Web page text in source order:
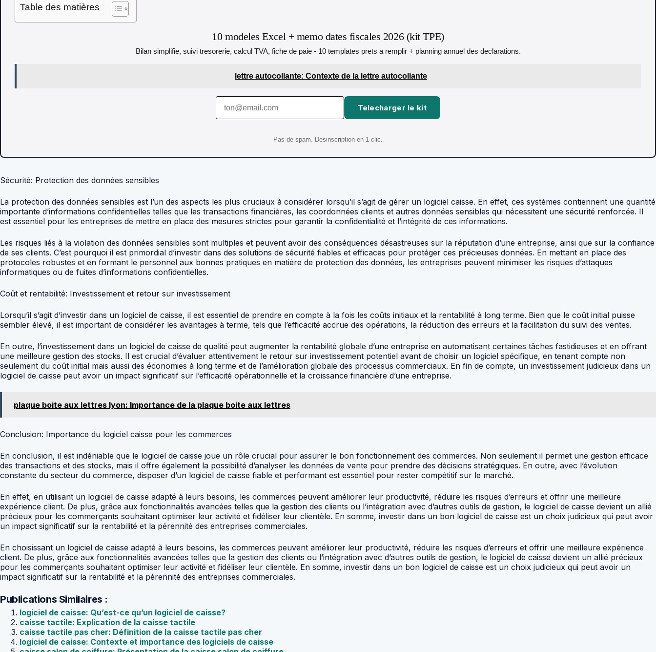
Table des matières
10 modeles Excel + memo dates fiscales 2026 (kit TPE)
Bilan simplifie, suivi tresorerie, calcul TVA, fiche de paie - 10 templates prets a remplir + planning annuel des declarations.
lettre autocollante: Contexte de la lettre autocollante
Telecharger le kit
Pas de spam. Desinscription en 1 clic.
Sécurité: Protection des données sensibles
La protection des données sensibles est l’un des aspects les plus cruciaux à considérer lorsqu’il s’agit de gérer un logiciel caisse. En effet, ces systèmes contiennent une quantité
importante d’informations confidentielles telles que les transactions financières, les coordonnées clients et autres données sensibles qui nécessitent une sécurité renforcée. Il
est essentiel pour les entreprises de mettre en place des mesures strictes pour garantir la confidentialité et l’intégrité de ces informations.
Les risques liés à la violation des données sensibles sont multiples et peuvent avoir des conséquences désastreuses sur la réputation d’une entreprise, ainsi que sur la confiance
de ses clients. C’est pourquoi il est primordial d’investir dans des solutions de sécurité fiables et efficaces pour protéger ces précieuses données. En mettant en place des
protocoles robustes et en formant le personnel aux bonnes pratiques en matière de protection des données, les entreprises peuvent minimiser les risques d’attaques
informatiques ou de fuites d’informations confidentielles.
Coût et rentabilité: Investissement et retour sur investissement
Lorsqu’il s’agit d’investir dans un logiciel de caisse, il est essentiel de prendre en compte à la fois les coûts initiaux et la rentabilité à long terme. Bien que le coût initial puisse
sembler élevé, il est important de considérer les avantages à terme, tels que l’efficacité accrue des opérations, la réduction des erreurs et la facilitation du suivi des ventes.
En outre, l’investissement dans un logiciel de caisse de qualité peut augmenter la rentabilité globale d’une entreprise en automatisant certaines tâches fastidieuses et en offrant
une meilleure gestion des stocks. Il est crucial d’évaluer attentivement le retour sur investissement potentiel avant de choisir un logiciel spécifique, en tenant compte non
seulement du coût initial mais aussi des économies à long terme et de l’amélioration globale des processus commerciaux. En fin de compte, un investissement judicieux dans un
logiciel de caisse peut avoir un impact significatif sur l’efficacité opérationnelle et la croissance financière d’une entreprise.
plaque boite aux lettres lyon: Importance de la plaque boite aux lettres
Conclusion: Importance du logiciel caisse pour les commerces
En conclusion, il est indéniable que le logiciel de caisse joue un rôle crucial pour assurer le bon fonctionnement des commerces. Non seulement il permet une gestion efficace
des transactions et des stocks, mais il offre également la possibilité d’analyser les données de vente pour prendre des décisions stratégiques. En outre, avec l’évolution
constante du secteur du commerce, disposer d’un logiciel de caisse fiable et performant est essentiel pour rester compétitif sur le marché.
En effet, en utilisant un logiciel de caisse adapté à leurs besoins, les commerces peuvent améliorer leur productivité, réduire les risques d’erreurs et offrir une meilleure
expérience client. De plus, grâce aux fonctionnalités avancées telles que la gestion des clients ou l’intégration avec d’autres outils de gestion, le logiciel de caisse devient un allié
précieux pour les commerçants souhaitant optimiser leur activité et fidéliser leur clientèle. En somme, investir dans un bon logiciel de caisse est un choix judicieux qui peut avoir
un impact significatif sur la rentabilité et la pérennité des entreprises commerciales.
En choisissant un logiciel de caisse adapté à leurs besoins, les commerces peuvent améliorer leur productivité, réduire les risques d’erreurs et offrir une meilleure expérience
client. De plus, grâce aux fonctionnalités avancées telles que la gestion des clients ou l’intégration avec d’autres outils de gestion, le logiciel de caisse devient un allié précieux
pour les commerçants souhaitant optimiser leur activité et fidéliser leur clientèle. En somme, investir dans un bon logiciel de caisse est un choix judicieux qui peut avoir un
impact significatif sur la rentabilité et la pérennité des entreprises commerciales.
Publications Similaires :
logiciel de caisse: Qu’est-ce qu’un logiciel de caisse?
caisse tactile: Explication de la caisse tactile
caisse tactile pas cher: Définition de la caisse tactile pas cher
logiciel de caisse: Contexte et importance des logiciels de caisse